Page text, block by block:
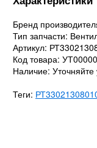
Бренд
Тип запчасти:
Артикул:
Код товара:
Наличие:
Теги: